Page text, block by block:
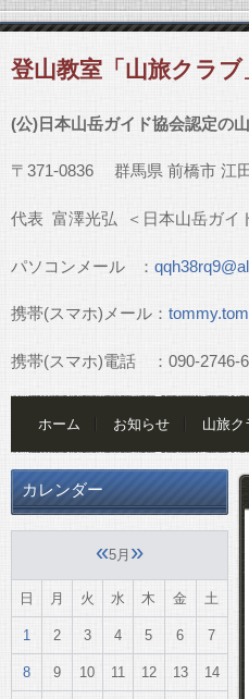
登山教室「山旅クラブ
(公)日本山岳ガイド協会認定の
〒 371-0836 群馬県 前橋市 江
代表 富澤光弘 ＜日本山岳ガイ
パソコンメール ：
携帯(スマホ)メール：
携帯(スマホ)電話 ： 090-2746-
ホーム お知らせ 山旅ク
カレンダー
«5月 »
日 月 火 水 木 金 土
1 2 3 4 5 6 7
8 9 10 11 12 13 14